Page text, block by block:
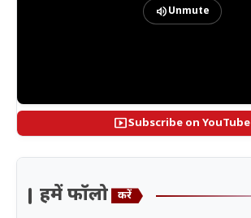
volume_upUnmute
smart_displaySubscribe on YouTube
हमें फॉलो करें